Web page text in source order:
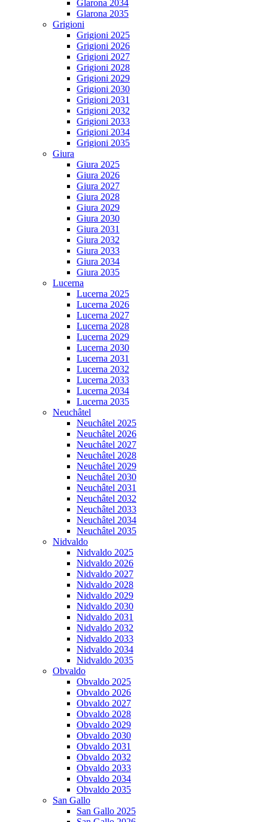
Glarona 2034
Glarona 2035
Grigioni
Grigioni 2025
Grigioni 2026
Grigioni 2027
Grigioni 2028
Grigioni 2029
Grigioni 2030
Grigioni 2031
Grigioni 2032
Grigioni 2033
Grigioni 2034
Grigioni 2035
Giura
Giura 2025
Giura 2026
Giura 2027
Giura 2028
Giura 2029
Giura 2030
Giura 2031
Giura 2032
Giura 2033
Giura 2034
Giura 2035
Lucerna
Lucerna 2025
Lucerna 2026
Lucerna 2027
Lucerna 2028
Lucerna 2029
Lucerna 2030
Lucerna 2031
Lucerna 2032
Lucerna 2033
Lucerna 2034
Lucerna 2035
Neuchâtel
Neuchâtel 2025
Neuchâtel 2026
Neuchâtel 2027
Neuchâtel 2028
Neuchâtel 2029
Neuchâtel 2030
Neuchâtel 2031
Neuchâtel 2032
Neuchâtel 2033
Neuchâtel 2034
Neuchâtel 2035
Nidvaldo
Nidvaldo 2025
Nidvaldo 2026
Nidvaldo 2027
Nidvaldo 2028
Nidvaldo 2029
Nidvaldo 2030
Nidvaldo 2031
Nidvaldo 2032
Nidvaldo 2033
Nidvaldo 2034
Nidvaldo 2035
Obvaldo
Obvaldo 2025
Obvaldo 2026
Obvaldo 2027
Obvaldo 2028
Obvaldo 2029
Obvaldo 2030
Obvaldo 2031
Obvaldo 2032
Obvaldo 2033
Obvaldo 2034
Obvaldo 2035
San Gallo
San Gallo 2025